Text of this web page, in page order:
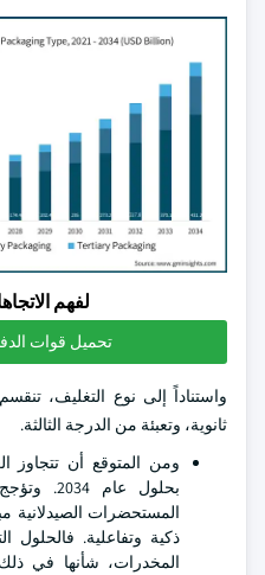
لفهم
تحميل قوات
واستناداً إلى نوع التغليف،
ثانوية، وتعبئة من الدرجة الثالثة.
بحلول
المستحضرات
ذكية وتفاعلية.
المخدرات، شأنها في